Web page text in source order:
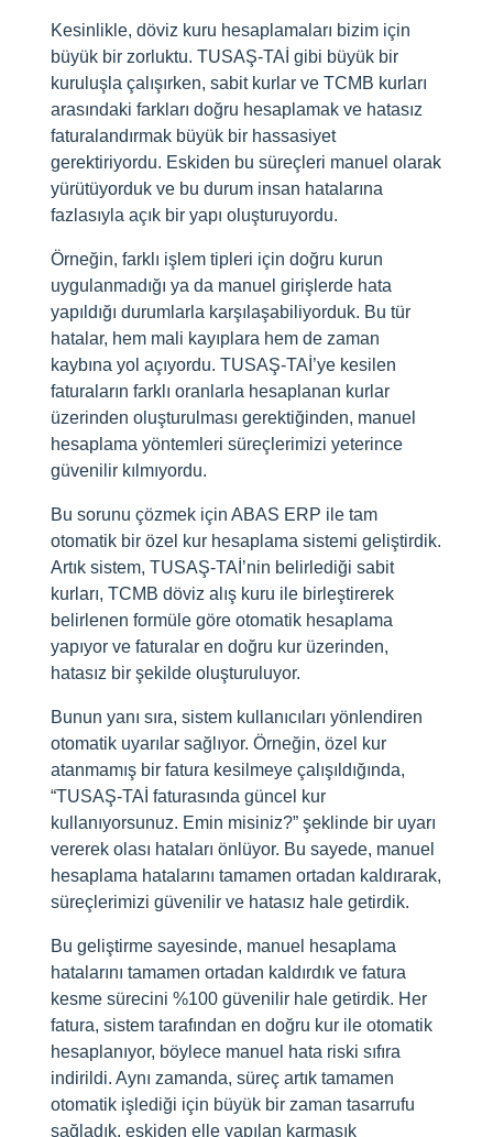
Kesinlikle, döviz kuru hesaplamaları bizim için
büyük bir zorluktu. TUSAŞ-TAİ gibi büyük bir
kuruluşla çalışırken, sabit kurlar ve TCMB kurları
arasındaki farkları doğru hesaplamak ve hatasız
faturalandırmak büyük bir hassasiyet
gerektiriyordu. Eskiden bu süreçleri manuel olarak
yürütüyorduk ve bu durum insan hatalarına
fazlasıyla açık bir yapı oluşturuyordu.
Örneğin, farklı işlem tipleri için doğru kurun
uygulanmadığı ya da manuel girişlerde hata
yapıldığı durumlarla karşılaşabiliyorduk. Bu tür
hatalar, hem mali kayıplara hem de zaman
kaybına yol açıyordu. TUSAŞ-TAİ’ye kesilen
faturaların farklı oranlarla hesaplanan kurlar
üzerinden oluşturulması gerektiğinden, manuel
hesaplama yöntemleri süreçlerimizi yeterince
güvenilir kılmıyordu.
Bu sorunu çözmek için ABAS ERP ile tam
otomatik bir özel kur hesaplama sistemi geliştirdik.
Artık sistem, TUSAŞ-TAİ’nin belirlediği sabit
kurları, TCMB döviz alış kuru ile birleştirerek
belirlenen formüle göre otomatik hesaplama
yapıyor ve faturalar en doğru kur üzerinden,
hatasız bir şekilde oluşturuluyor.
Bunun yanı sıra, sistem kullanıcıları yönlendiren
otomatik uyarılar sağlıyor. Örneğin, özel kur
atanmamış bir fatura kesilmeye çalışıldığında,
“TUSAŞ-TAİ faturasında güncel kur
kullanıyorsunuz. Emin misiniz?” şeklinde bir uyarı
vererek olası hataları önlüyor. Bu sayede, manuel
hesaplama hatalarını tamamen ortadan kaldırarak,
süreçlerimizi güvenilir ve hatasız hale getirdik.
Bu geliştirme sayesinde, manuel hesaplama
hatalarını tamamen ortadan kaldırdık ve fatura
kesme sürecini %100 güvenilir hale getirdik. Her
fatura, sistem tarafından en doğru kur ile otomatik
hesaplanıyor, böylece manuel hata riski sıfıra
indirildi. Aynı zamanda, süreç artık tamamen
otomatik işlediği için büyük bir zaman tasarrufu
sağladık, eskiden elle yapılan karmaşık